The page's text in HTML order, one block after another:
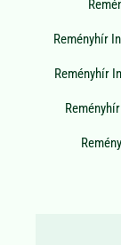
Reményhír
Reményhír